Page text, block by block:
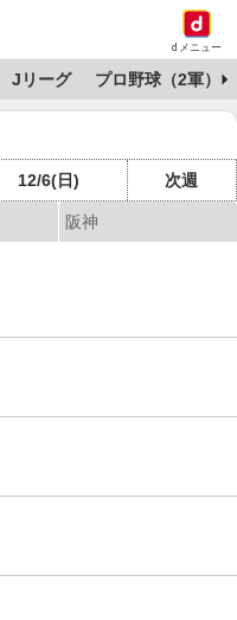
dメニュー
Jリーグ プロ野球（2軍）
12/6(日) 次週
阪神